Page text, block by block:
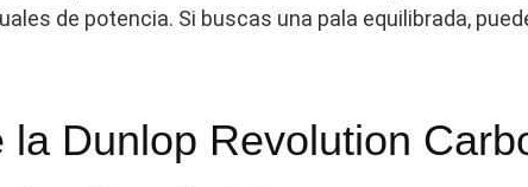
de potencia. Si buscas una pala equilibrada,
la Dunlop Revolution